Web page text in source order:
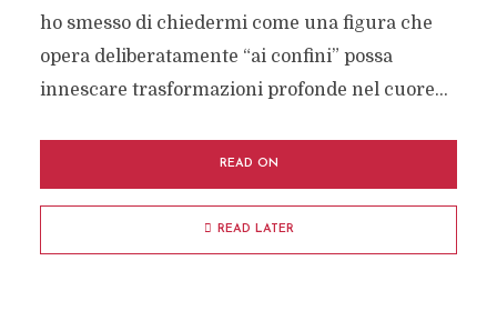
ho smesso di chiedermi come una figura che
opera deliberatamente “ai confini” possa
innescare trasformazioni profonde nel cuore...
READ ON
READ LATER